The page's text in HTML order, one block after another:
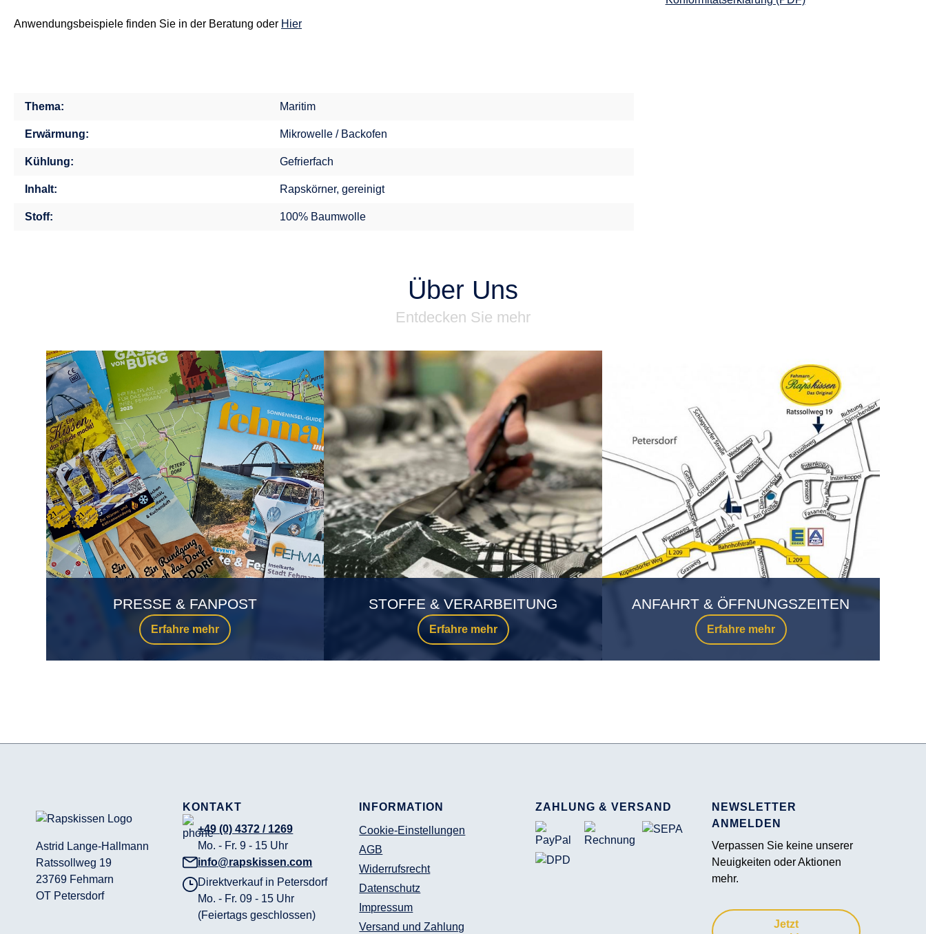
Anwendungsbeispiele finden Sie in der Beratung oder Hier
Thema: Maritim
Erwärmung: Mikrowelle / Backofen
Kühlung: Gefrierfach
Inhalt: Rapskörner, gereinigt
Stoff: 100% Baumwolle
Über Uns
Entdecken Sie mehr
Erfahre mehr
PRESSE & FANPOST
Erfahre mehr
STOFFE & VERARBEITUNG
Erfahre mehr
ANFAHRT & ÖFFNUNGSZEITEN
Astrid Lange-Hallmann
Ratssollweg 19
23769 Fehmarn
OT Petersdorf
KONTAKT
+49 (0) 4372 / 1269
Mo. - Fr. 9 - 15 Uhr
info@rapskissen.com
Direktverkauf in Petersdorf
Mo. - Fr. 09 - 15 Uhr
(Feiertags geschlossen)
INFORMATION
Cookie-Einstellungen
AGB
Widerrufsrecht
Datenschutz
Impressum
Versand und Zahlung
ZAHLUNG & VERSAND
NEWSLETTER
ANMELDEN
Verpassen Sie keine unserer
Neuigkeiten oder Aktionen
mehr.
Jetzt